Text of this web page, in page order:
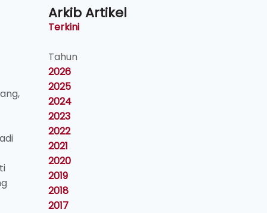
Arkib Artikel
Terkini
Tahun
2026
2025
2024
2023
2022
2021
2020
2019
2018
2017